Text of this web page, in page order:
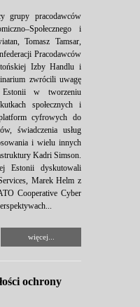
grupy pracodawców
i
Tomasz Tamsar,
Pracodawców
Izby Handlu i
zwrócili uwagę
Estonii w tworzeniu
społecznych i
cyfrowych do
świadczenia usług
i wielu innych
Kadri Simson.
Estonii dyskutowali
Marek Helm z
Cooperative Cyber
więcej...
ochrony